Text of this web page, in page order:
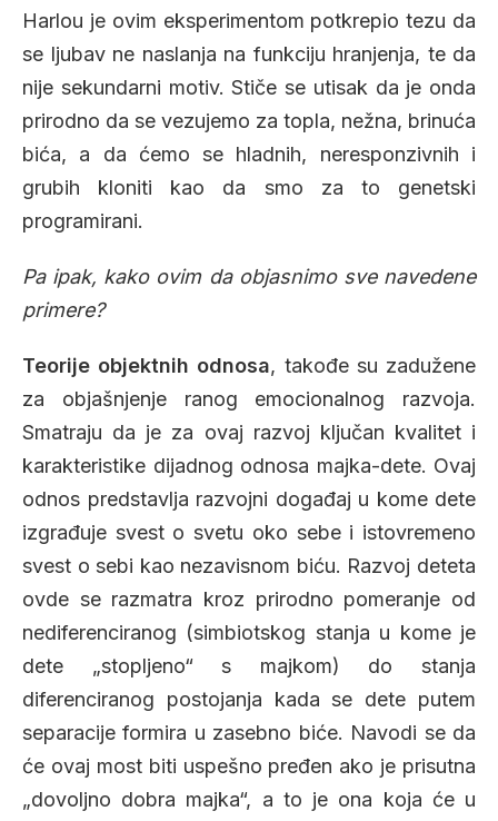
Harlou je ovim eksperimentom potkrepio tezu da
se ljubav ne naslanja na funkciju hranjenja, te da
nije sekundarni motiv. Stiče se utisak da je onda
prirodno da se vezujemo za topla, nežna, brinuća
bića, a da ćemo se hladnih, neresponzivnih i
grubih kloniti kao da smo za to genetski
programirani.
Pa ipak, kako ovim da objasnimo sve navedene
primere?
Teorije objektnih odnosa, takođe su zadužene
za objašnjenje ranog emocionalnog razvoja.
Smatraju da je za ovaj razvoj ključan kvalitet i
karakteristike dijadnog odnosa majka-dete. Ovaj
odnos predstavlja razvojni događaj u kome dete
izgrađuje svest o svetu oko sebe i istovremeno
svest o sebi kao nezavisnom biću. Razvoj deteta
ovde se razmatra kroz prirodno pomeranje od
nediferenciranog (simbiotskog stanja u kome je
dete „stopljeno“ s majkom) do stanja
diferenciranog postojanja kada se dete putem
separacije formira u zasebno biće. Navodi se da
će ovaj most biti uspešno pređen ako je prisutna
„dovoljno dobra majka“, a to je ona koja će u